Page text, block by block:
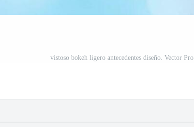
vistoso bokeh ligero antecedentes diseño. Vector Pro